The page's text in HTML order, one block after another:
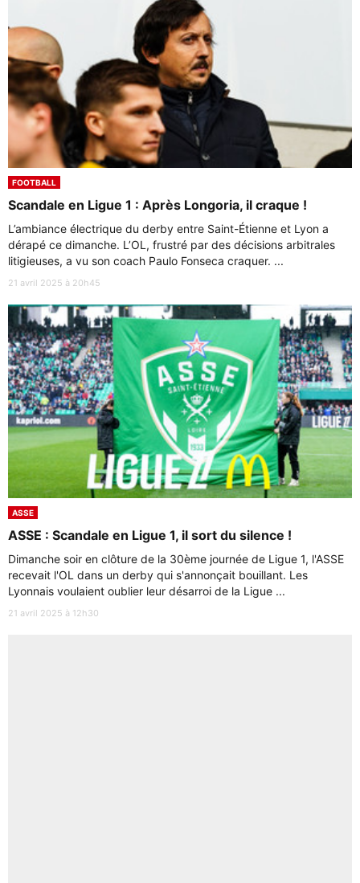
FOOTBALL
Scandale en Ligue 1 : Après Longoria, il craque !
L’ambiance électrique du derby entre Saint-Étienne et Lyon a
dérapé ce dimanche. L’OL, frustré par des décisions arbitrales
litigieuses, a vu son coach Paulo Fonseca craquer. ...
21 avril 2025 à 20h45
ASSE
ASSE : Scandale en Ligue 1, il sort du silence !
Dimanche soir en clôture de la 30ème journée de Ligue 1, l'ASSE
recevait l'OL dans un derby qui s'annonçait bouillant. Les
Lyonnais voulaient oublier leur désarroi de la Ligue ...
21 avril 2025 à 12h30